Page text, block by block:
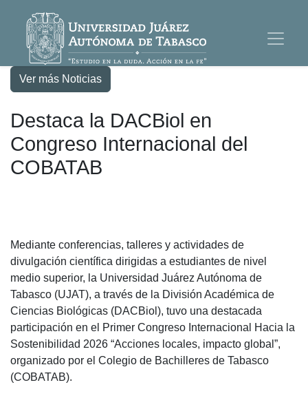
Ver más Noticias
Destaca la DACBiol en
Congreso Internacional del
COBATAB
Mediante conferencias, talleres y actividades de
divulgación científica dirigidas a estudiantes de nivel
medio superior, la Universidad Juárez Autónoma de
Tabasco (UJAT), a través de la División Académica de
Ciencias Biológicas (DACBiol), tuvo una destacada
participación en el Primer Congreso Internacional Hacia la
Sostenibilidad 2026 “Acciones locales, impacto global”,
organizado por el Colegio de Bachilleres de Tabasco
(COBATAB).